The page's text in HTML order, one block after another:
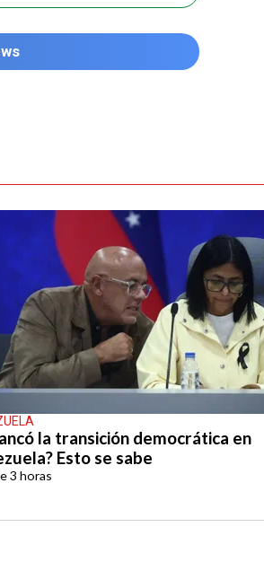
la transición democrática en
Esto se sabe
3 horas